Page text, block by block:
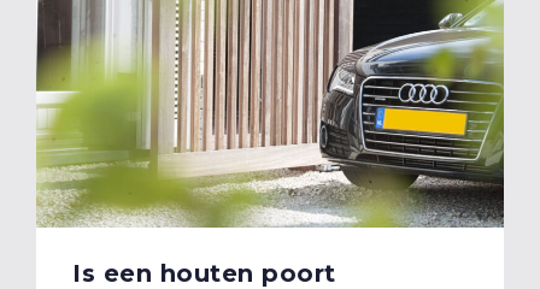
Is een houten poort